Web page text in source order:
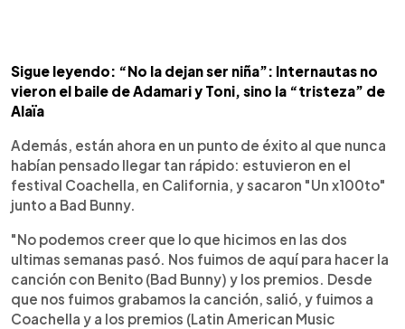
Sigue leyendo: “No la dejan ser niña”: Internautas no
vieron el baile de Adamari y Toni, sino la “tristeza” de
Alaïa
Además, están ahora en un punto de éxito al que nunca
habían pensado llegar tan rápido: estuvieron en el
festival Coachella, en California, y sacaron "Un x100to"
junto a Bad Bunny.
"No podemos creer que lo que hicimos en las dos
ultimas semanas pasó. Nos fuimos de aquí para hacer la
canción con Benito (Bad Bunny) y los premios. Desde
que nos fuimos grabamos la canción, salió, y fuimos a
Coachella y a los premios (Latin American Music